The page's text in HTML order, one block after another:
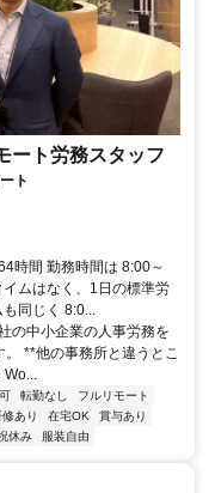
ート労務スタッフ
ト
時間 勤務時間は 8:00～
ムはなく、1日の標準労
同じく 8:0...
の中小企業の人事労務を
**他の事務所と違うとこ
Wo...
転勤なし
フルリモート
修あり 在宅OK
賞与あり
休み 服装自由